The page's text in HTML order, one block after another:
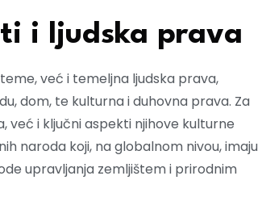
i ljudska prava
već i temeljna ljudska prava,
dom, te kulturna i duhovna prava. Za
već i ključni aspekti njihove kulturne
naroda koji, na globalnom nivou, imaju
upravljanja zemljištem i prirodnim